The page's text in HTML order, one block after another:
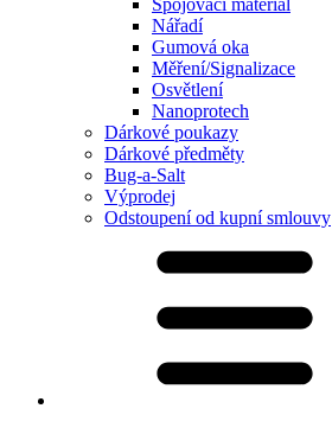
Spojovací materiál
Nářadí
Gumová oka
Měření/Signalizace
Osvětlení
Nanoprotech
Dárkové poukazy
Dárkové předměty
Bug-a-Salt
Výprodej
Odstoupení od kupní smlouvy